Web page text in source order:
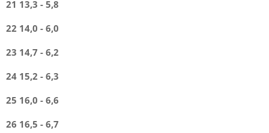
21 13,3 - 5,8
22 14,0 - 6,0
23 14,7 - 6,2
24 15,2 - 6,3
25 16,0 - 6,6
26 16,5 - 6,7